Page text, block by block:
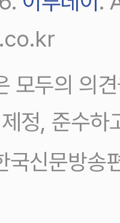
모두의 의
정, 준수하
국신문방송